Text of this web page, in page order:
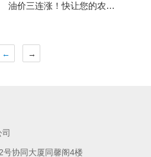
油价三连涨！快让您的农机学会“自己省油”
← →
协同大厦同馨阁4楼